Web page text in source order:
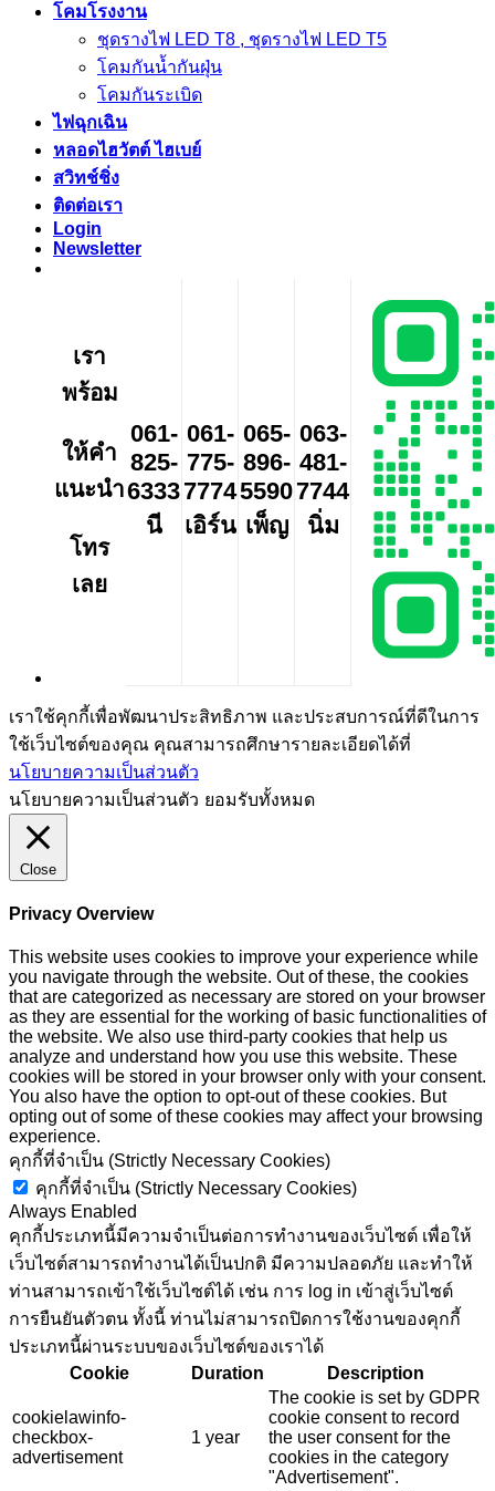
โคมโรงงาน
ชุดรางไฟ LED T8 , ชุดรางไฟ LED T5
โคมกันน้ำกันฝุ่น
โคมกันระเบิด
ไฟฉุกเฉิน
หลอดไฮวัตต์ ไฮเบย์
สวิทช์ชิ่ง
ติดต่อเรา
Login
Newsletter
เรา
พร้อม
ให้คำ
แนะนำ
โทร
เลย
061-
825-
6333
นี
061-
775-
7774
เอิร์น
065-
896-
5590
เพ็ญ
063-
481-
7744
นิ่ม
เราใช้คุกกี้เพื่อพัฒนาประสิทธิภาพ และประสบการณ์ที่ดีในการ
ใช้เว็บไซต์ของคุณ คุณสามารถศึกษารายละเอียดได้ที่
นโยบายความเป็นส่วนตัว
นโยบายความเป็นส่วนตัว ยอมรับทั้งหมด
Close
Privacy Overview
This website uses cookies to improve your experience while
you navigate through the website. Out of these, the cookies
that are categorized as necessary are stored on your browser
as they are essential for the working of basic functionalities of
the website. We also use third-party cookies that help us
analyze and understand how you use this website. These
cookies will be stored in your browser only with your consent.
You also have the option to opt-out of these cookies. But
opting out of some of these cookies may affect your browsing
experience.
คุกกี้ที่จำเป็น (Strictly Necessary Cookies)
คุกกี้ที่จำเป็น (Strictly Necessary Cookies)
Always Enabled
คุกกี้ประเภทนี้มีความจำเป็นต่อการทำงานของเว็บไซต์ เพื่อให้
เว็บไซต์สามารถทำงานได้เป็นปกติ มีความปลอดภัย และทำให้
ท่านสามารถเข้าใช้เว็บไซต์ได้ เช่น การ log in เข้าสู่เว็บไซต์
การยืนยันตัวตน ทั้งนี้ ท่านไม่สามารถปิดการใช้งานของคุกกี้
ประเภทนี้ผ่านระบบของเว็บไซต์ของเราได้
Cookie
Duration Description
cookielawinfo-
checkbox-
advertisement
1 year
The cookie is set by GDPR
cookie consent to record
the user consent for the
cookies in the category
"Advertisement".